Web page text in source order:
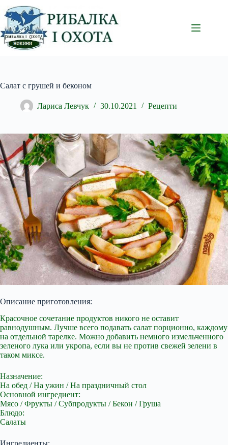
Перейти
до
вмісту
Салат с грушей и беконом
Лариса Левчук 30.10.2021 Рецепти
Описание приготовления:
Красочное сочетание продуктов никого не оставит
равнодушным. Лучше всего подавать салат порционно, каждому
на отдельной тарелке. Можно добавить немного измельченного
зеленого лука или укропа, если вы не против свежей зелени в
таком миксе.
Назначение:
На обед / На ужин / На праздничный стол
Основной ингредиент:
Мясо / Фрукты / Субпродукты / Бекон / Груша
Блюдо:
Салаты
Ингредиенты: